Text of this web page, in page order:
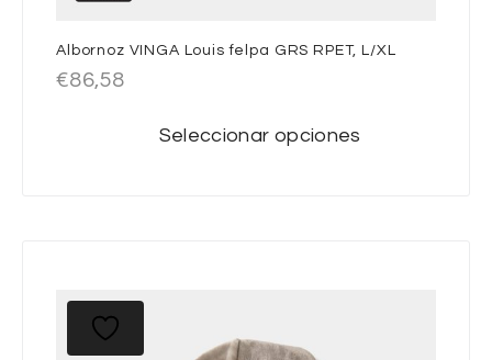
Albornoz VINGA Louis felpa GRS RPET, L/XL
€86,58
Seleccionar opciones